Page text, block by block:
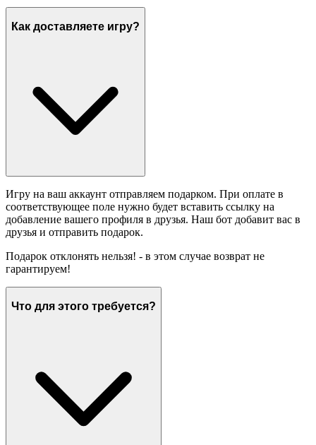
Как доставляете игру?
Игру на ваш аккаунт отправляем подарком. При оплате в
соответствующее поле нужно будет вставить ссылку на
добавление вашего профиля в друзья. Наш бот добавит вас в
друзья и отправить подарок.
Подарок отклонять нельзя! - в этом случае возврат не
гарантируем!
Что для этого требуется?